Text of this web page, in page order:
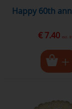
happy 60th
€ 7.40 excl.